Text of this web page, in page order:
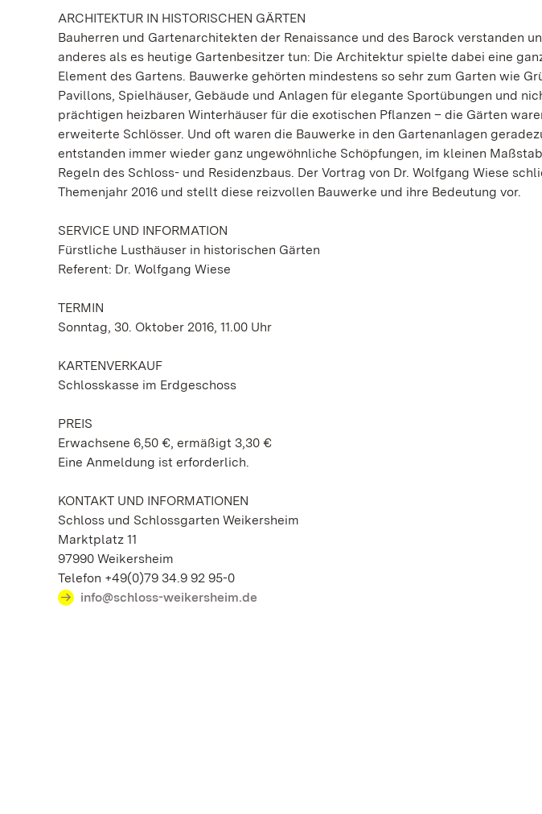
ARCHITEKTUR IN HISTORISCHEN GÄRTEN
Bauherren und Gartenarchitekten der Renaissance und des Barock verstanden
anderes als es heutige Gartenbesitzer tun: Die Architektur spielte dabei eine
Element des Gartens. Bauwerke gehörten mindestens so sehr zum Garten wie
Pavillons, Spielhäuser, Gebäude und Anlagen für elegante Sportübungen und
prächtigen heizbaren Winterhäuser für die exotischen Pflanzen – die Gärten
erweiterte Schlösser. Und oft waren die Bauwerke in den Gartenanlagen
entstanden immer wieder ganz ungewöhnliche Schöpfungen, im kleinen
Regeln des Schloss- und Residenzbaus. Der Vortrag von Dr. Wolfgang Wiese
Themenjahr 2016 und stellt diese reizvollen Bauwerke und ihre Bedeutung vor.
SERVICE UND INFORMATION
Fürstliche Lusthäuser in historischen Gärten
Referent: Dr. Wolfgang Wiese
TERMIN
Sonntag, 30. Oktober 2016, 11.00 Uhr
KARTENVERKAUF
Schlosskasse im Erdgeschoss
PREIS
Erwachsene 6,50 €, ermäßigt 3,30 €
Eine Anmeldung ist erforderlich.
KONTAKT UND INFORMATIONEN
Schloss und Schlossgarten Weikersheim
Marktplatz 11
97990 Weikersheim
Telefon +49(0)79 34.9 92 95-0
info@schloss-weikersheim.de